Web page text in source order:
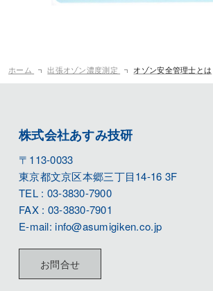
ホーム 出張オゾン濃度測定 オゾン安全管理士とは
株式会社あすみ技研
〒113-0033
東京都文京区本郷三丁目14-16 3F
TEL : 03-3830-7900
FAX : 03-3830-7901
E-mail: info@asumigiken.co.jp
お問合せ